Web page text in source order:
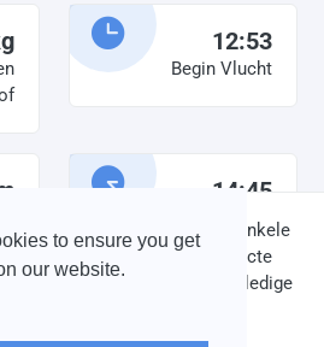
to ensure you get
our website.
12:53
Begin Vlucht
14:45
Einde vlucht
Airlines Group kan op geen enkele
voor directe of indirecte
gevolge van onjuiste of onvolledige
Airlines Group |Credits